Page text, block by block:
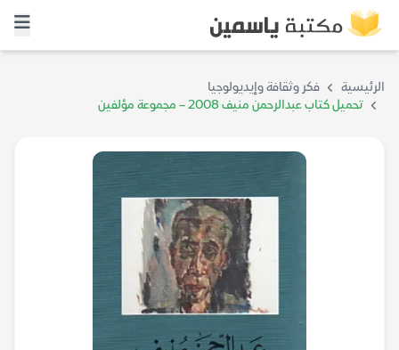
الرئيسية
فكر وثقافة وإيديولوجيا
تحميل كتاب عبدالرحمن منيف 2008 – مجموعة مؤلفين